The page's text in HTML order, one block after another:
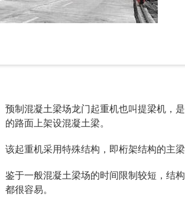
预制混凝土梁场龙门起重机也叫提梁机，
的路面上架设混凝土梁。
该起重机采用特殊结构，即桁架结构的主
鉴于一般混凝土梁场的时间限制较短，结
都很容易。